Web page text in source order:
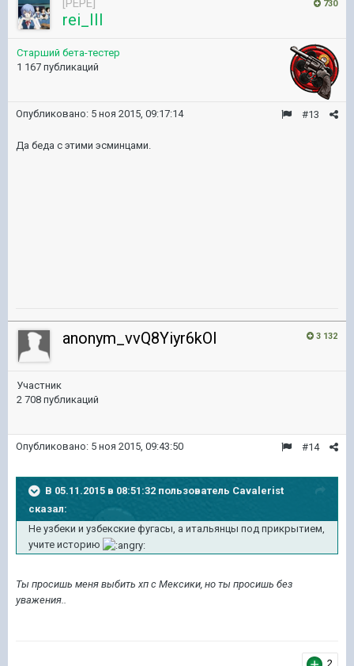
730
[PEPE]
rei_III
Старший бета-тестер
1 167 публикаций
#13
Опубликовано: 5 ноя 2015, 09:17:14
Да беда с этими эсминцами.
3 132
anonym_vvQ8Yiyr6kOI
Участник
2 708 публикаций
#14
Опубликовано: 5 ноя 2015, 09:43:50
В 05.11.2015 в 08:51:32 пользователь Cavalerist
сказал:
Не узбеки и узбекские фугасы, а итальянцы под прикрытием,
учите историю
Ты просишь меня выбить хп с Мексики, но ты просишь без
уважения..
2